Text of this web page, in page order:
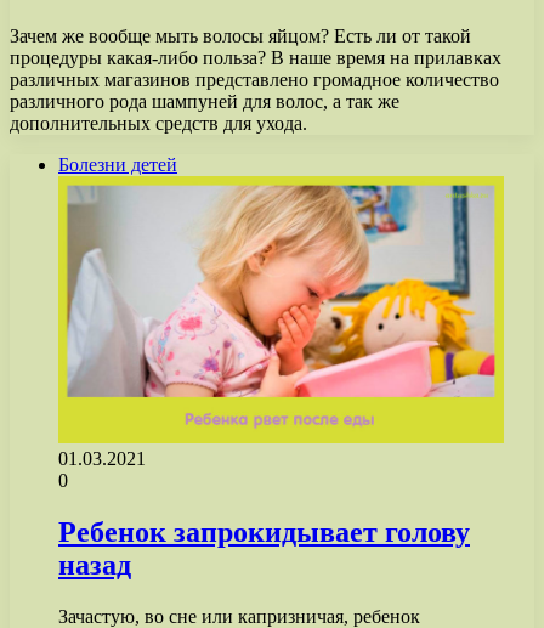
Зачем же вообще мыть волосы яйцом? Есть ли от такой
процедуры какая-либо польза? В наше время на прилавках
различных магазинов представлено громадное количество
различного рода шампуней для волос, а так же
дополнительных средств для ухода.
Болезни детей
01.03.2021
0
Ребенок запрокидывает голову
назад
Зачастую, во сне или капризничая, ребенок